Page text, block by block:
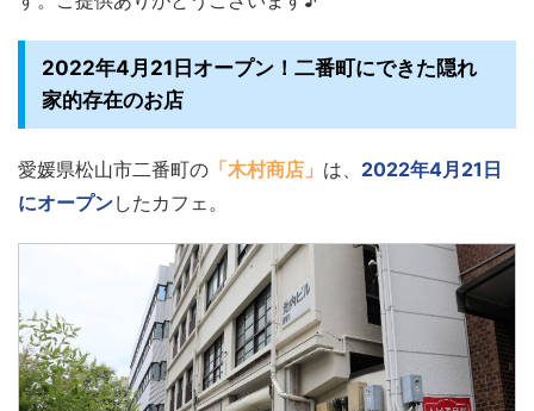
2022年4月21日オープン！二番町にできた隠れ
家的存在のお店
愛媛県松山市二番町の 「木村商店」 は、 2022年4月21日
にオープンしたカフェ。